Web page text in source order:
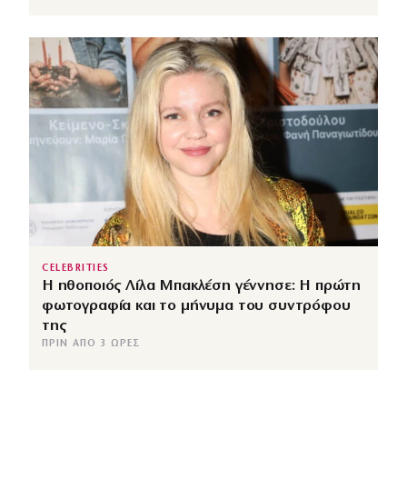
CELEBRITIES
Η ηθοποιός Λίλα Μπακλέση γέννησε: Η πρώτη
φωτογραφία και το μήνυμα του συντρόφου
της
ΠΡΙΝ ΑΠΌ 3 ΏΡΕΣ